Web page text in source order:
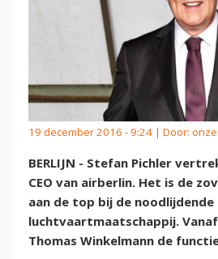
19 december 2016 - 9:24 | Door:
BERLIJN - Stefan Pichler
CEO van airberlin. Het is de
aan de top bij de noodlijdende
luchtvaartmaatschappij.
Thomas Winkelmann de